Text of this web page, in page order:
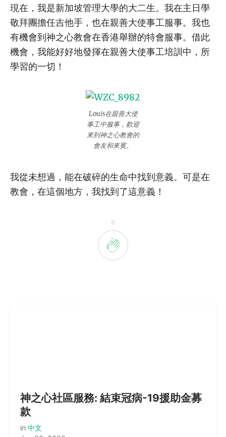
現在，我是新加坡管理大學的大二生。我在主日學
敬拜團擔任吉他手，也在親善大使事工服事。我也
有機會到神之心教會在香港舉辦的特會服事。借此
機會，我能好好地發揮在親善大使事工培訓中，所
學習的一切！
Louis在親善大使
事工中服事，歡迎
來到神之心教會的
會友和來賓。
我從未想過，能在破碎的生命中找到意義。可是在
教會，在這個地方，我找到了這意義！
0
神之心社區服務: 結束冠病-19援助金募
款
in 中文